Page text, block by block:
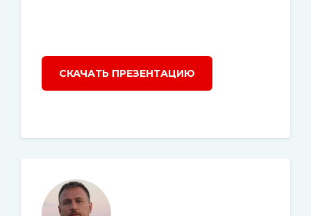
СКАЧАТЬ ПРЕЗЕНТАЦИЮ